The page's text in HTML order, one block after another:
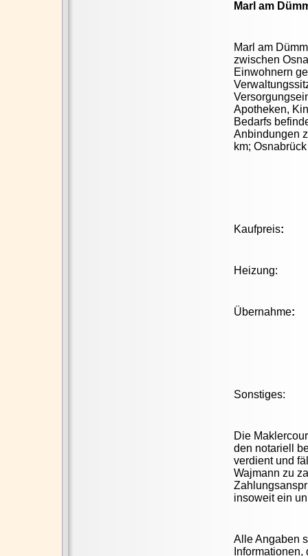
Marl am
Marl am
zwischen
Einwohnern
Apotheken,
Bedarfs
Anbindungen
km;
Kaufpreis:
Heizung:
Übernahme
Sonstiges:
Die
den notariell
verdient und
Wajmann zu
insoweit ein
Alle Angaben